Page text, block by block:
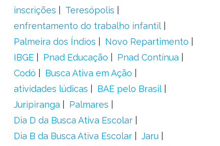
inscrições
Teresópolis
enfrentamento do trabalho infantil
Palmeira dos Índios
Novo Repartimento
IBGE
Pnad Educação
Pnad Contínua
Codó
Busca Ativa em Ação
atividades lúdicas
BAE pelo Brasil
Juripiranga
Palmares
Dia D da Busca Ativa Escolar
Dia B da Busca Ativa Escolar
Jaru